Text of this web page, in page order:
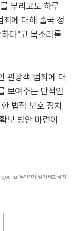
부리고도 하루
에 대해 출국 정
다"고 목소리를
관광객 범죄에 대
보여주는 단적인
법적 보호 장치
보 방안 마련이
무단전재 및 재배포 금지